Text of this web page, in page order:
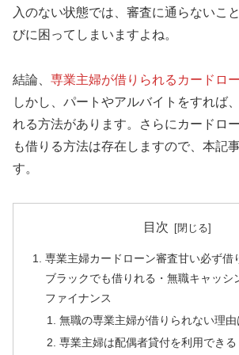
入のない状態では、審査に通らないこ
びに困ってしまいますよね。
結論、 専業主婦が借りられるカードロ
しかし、パートやアルバイトをすれば
れる方法があります。さらにカードロ
も借りる方法は存在しますので、本記
す。
目次
専業主婦カードローン審査甘い必ず借
ブラックでも借りれる・無職キャッシ
ファイナンス
無職の専業主婦が借りられない理由
専業主婦は配偶者貸付を利用できる